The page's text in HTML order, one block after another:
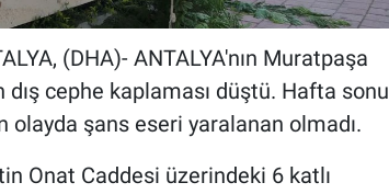
(DHA)- ANTALYA'nın Muratpaşa
dış cephe kaplaması düştü. Hafta sonu
olayda şans eseri yaralanan olmadı.
Onat Caddesi üzerindeki 6 katlı